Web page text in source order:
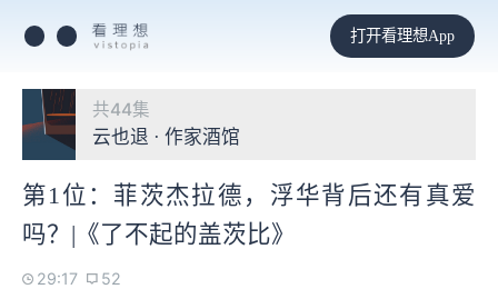
打开看理想App
共44集
云也退 · 作家酒馆
第1位：菲茨杰拉德，浮华背后还有真爱
吗？|《了不起的盖茨比》
29:17 52